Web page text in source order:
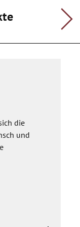
und Sport (z.B.
alle
Im Sinne
ermöglicht, sich in
als
und das
die
und